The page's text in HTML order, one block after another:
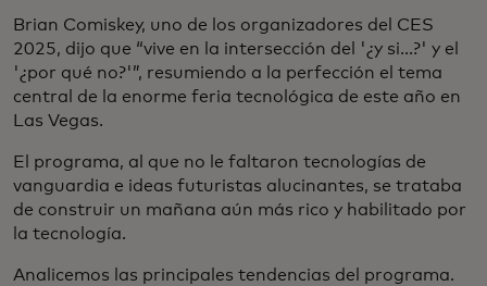
Brian Comiskey, uno de los organizadores del CES
2025, dijo que “vive en la intersección del '¿y si...?' y el
'¿por qué no?'”, resumiendo a la perfección el tema
central de la enorme feria tecnológica de este año en
Las Vegas.
El programa, al que no le faltaron tecnologías de
vanguardia e ideas futuristas alucinantes, se trataba
de construir un mañana aún más rico y habilitado por
la tecnología.
Analicemos las principales tendencias del programa.